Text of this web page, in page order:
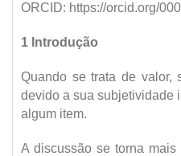
ORCID: https://orcid.org/
1 Introdução
Quando se trata de valor,
devido a sua subjetividade
algum item.
A discussão se torna